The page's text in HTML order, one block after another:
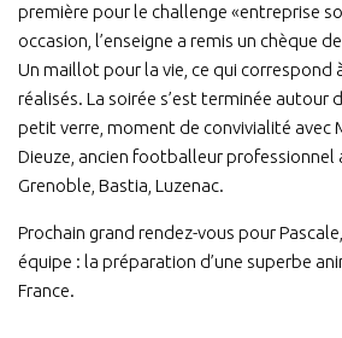
première pour le challenge «entreprise
occasion, l’enseigne a remis un chèque
Un maillot pour la vie, ce qui correspond
réalisés. La soirée s’est terminée autour
petit verre, moment de convivialité avec
Dieuze, ancien footballeur professionnel
Grenoble, Bastia, Luzenac.
Prochain grand rendez-vous pour
équipe : la préparation d’une superbe
France.